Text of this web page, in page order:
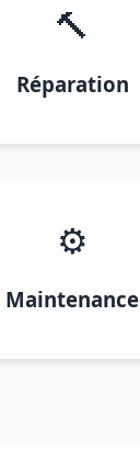
🔨
Réparation
⚙️
Maintenance